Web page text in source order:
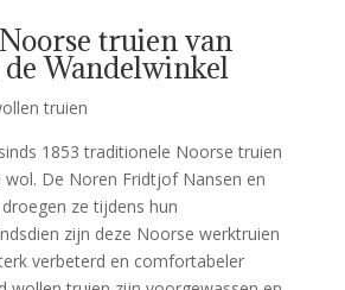
truien van
Wandelwinkel
truien
1853 traditionele Noorse truien
wol. De Noren Fridtjof Nansen en
ze tijdens hun
zijn deze Noorse werktruien
verbeterd en comfortabeler